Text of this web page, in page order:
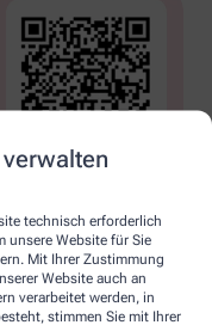
technisch erforderlich
unsere Website für Sie
Mit Ihrer Zustimmung
Website auch an
verarbeitet werden, in
stimmen Sie mit Ihrer